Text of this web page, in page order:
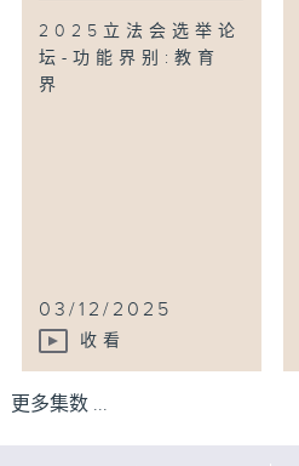
2025立法会选举论
坛-功能界别:教育
界
03/12/2025
收看
更多集数 ...